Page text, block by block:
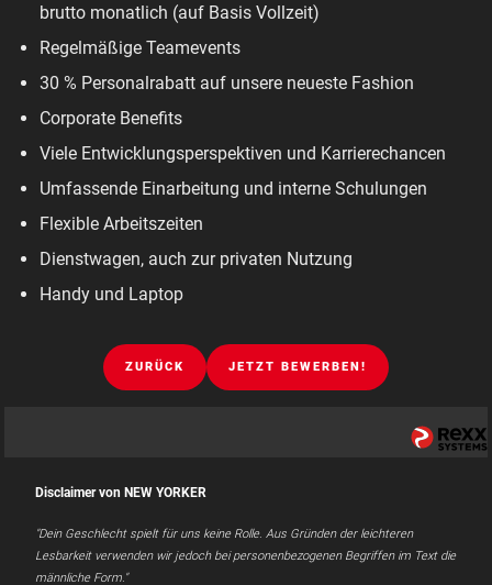
brutto monatlich (auf Basis Vollzeit)
Regelmäßige Teamevents
30 % Personalrabatt auf unsere neueste Fashion
Corporate Benefits
Viele Entwicklungsperspektiven und Karrierechancen
Umfassende Einarbeitung und interne Schulungen
Flexible Arbeitszeiten
Dienstwagen, auch zur privaten Nutzung
Handy und Laptop
ZURÜCK JETZT BEWERBEN!
Disclaimer von NEW YORKER
"Dein Geschlecht spielt für uns keine Rolle. Aus Gründen der leichteren
Lesbarkeit verwenden wir jedoch bei personenbezogenen Begriffen im Text die
männliche Form."